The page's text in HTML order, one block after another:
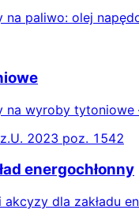
paliwo: olej
na wyroby
2023 poz. 1542
energochłonny
dla zakładu